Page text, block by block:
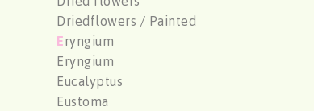
Driedflowers / Painted
Eryngium
Eryngium
Eucalyptus
Eustoma